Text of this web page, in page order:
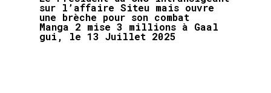
sur l’affaire Siteu mais ouvre
une brèche pour son combat
Manga 2 mise 3 millions à Gaal
gui, le 13 Juillet 2025